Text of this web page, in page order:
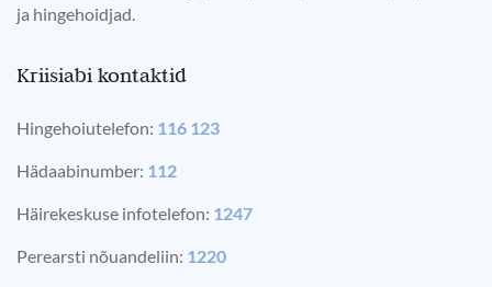
ja hingehoidjad.
Kriisiabi kontaktid
Hingehoiutelefon: 116 123
Hädaabinumber: 112
Häirekeskuse infotelefon: 1247
Perearsti nõuandeliin: 1220